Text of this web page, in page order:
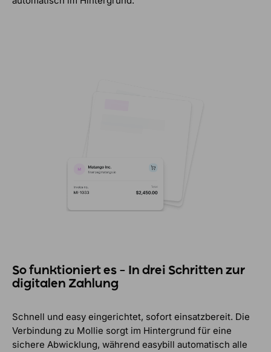
So funktioniert es – In drei Schritten zur
digitalen Zahlung
Schnell und easy eingerichtet, sofort einsatzbereit. Die
Verbindung zu Mollie sorgt im Hintergrund für eine
sichere Abwicklung, während easybill automatisch alle